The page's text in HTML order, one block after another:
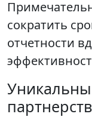
сократить
отчетности